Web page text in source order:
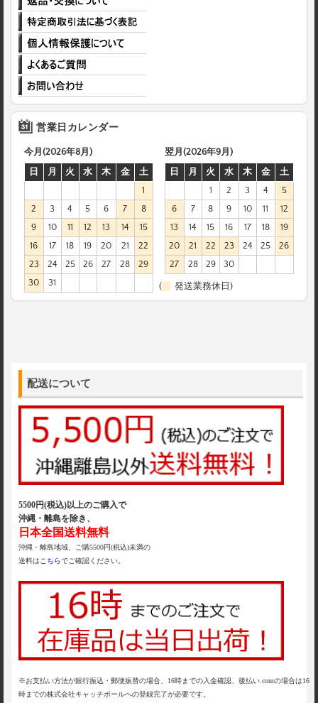
営業日カレンダー
今月(2026年8月)
日
月 火 水 木 金
土
1
2
3 4 5 6 7
8
9
10 11 12 13 14
15
16
17 18 19 20 21
22
23
24 25 26 27 28
29
30
31
翌月(2026年9月)
日
月 火 水 木 金
土
1
2 3 4
5
6
7 8 9 10 11
12
13
14 15 16 17 18
19
20
21 22 23 24 25
26
27
28 29 30
( 発送業務休日)
配送について
5500円(税込)以上のご購入で
沖縄・離島を除き、
日本全国送料無料
沖縄・離島地域、ご購5500円(税込)未満の
送料は こちらでご確認ください。
※お支払い方法が銀行振込・郵便振替の場合、16時までの入金確認、後払い.comの場合は16
時までの株式会社キャッチボールへの登録完了が必要です。